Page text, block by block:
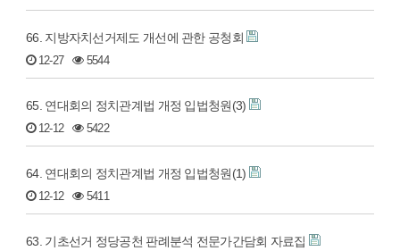
66. 지방자치선거제도 개선에 관한 공청회
12-27 5544
65. 연대회의 정치관계법 개정 입법청원(3)
12-12 5422
64. 연대회의 정치관계법 개정 입법청원(1)
12-12 5411
63. 기초선거 정당공천 판례분석 전문가간담회 자료집